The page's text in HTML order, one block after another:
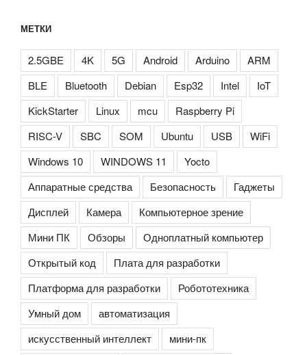
МЕТКИ
2.5GBE 4K 5G Android Arduino
ARM
BLE
Bluetooth Debian Esp32 Intel
IoT
KickStarter
Linux mcu
Raspberry Pi
RISC-V
SBC SOM Ubuntu USB
WiFi
Windows 10
WINDOWS 11
Yocto
Аппаратные средства
Безопасность
Гаджеты
Дисплей
Камера
Компьютерное зрение
Мини ПК
Обзоры
Одноплатный компьютер
Открытый код
Плата для разработки
Платформа для разработки
Робототехника
Умный дом
автоматизация
искусственный интеллект
мини-пк